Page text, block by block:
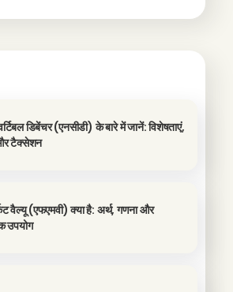
डिबेंचर (एनसीडी) के बारे में जानें: विशेषताएं,
टैक्सेशन
वैल्यू (एफएमवी) क्या है: अर्थ, गणना और
उपयोग